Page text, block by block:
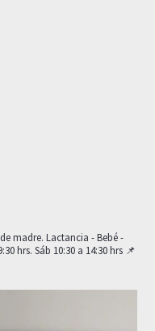
madre. Lactancia - Bebé -
hrs. Sáb 10:30 a 14:30 hrs 📌